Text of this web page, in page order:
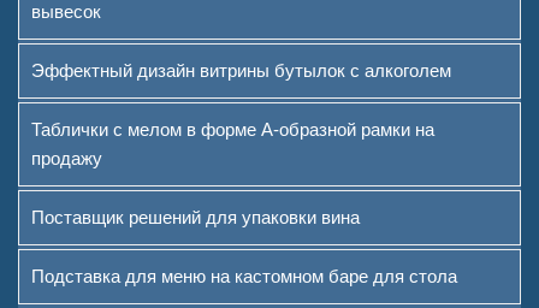
вывесок
Эффектный дизайн витрины бутылок с алкоголем
Таблички с мелом в форме А-образной рамки на
продажу
Поставщик решений для упаковки вина
Подставка для меню на кастомном баре для стола